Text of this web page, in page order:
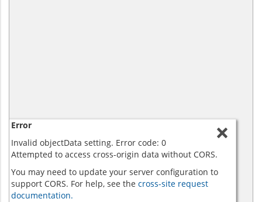
Error
Invalid objectData setting. Error code: 0
Attempted to access cross-origin data without CORS.
You may need to update your server configuration to
support CORS. For help, see the cross-site request
documentation.